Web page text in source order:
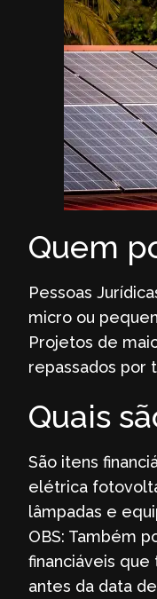
Quem
Pessoas
micro ou
Projetos de
repassados por
Quais
São itens
elétrica
lâmpadas e
OBS: Também
financiáveis
antes da data